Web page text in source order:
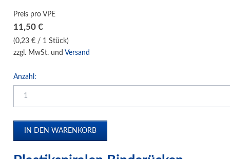
Soft Cover Mappen Hot Melt
Hard Cover Mappen Hot Melt
individuelle Hardcover Herstellung
Buchbinderzubehör / Heißleim Kaltleim
Bindemaschinen
Schneidesysteme
Preis pro VPE
11,50 €
(0,23 € / 1 Stück)
zzgl. MwSt. und Versand
Anzahl: